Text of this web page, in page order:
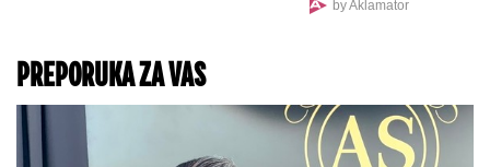
NOVI NADAL GAZI SVE